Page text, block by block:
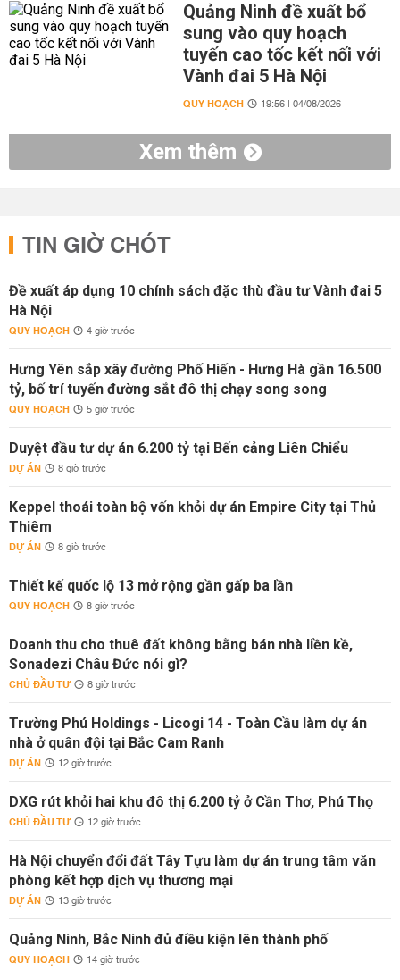
Quảng Ninh đề xuất bổ
sung vào quy hoạch
tuyến cao tốc kết nối với
Vành đai 5 Hà Nội
QUY HOẠCH 19:56 | 04/08/2026
Xem thêm
TIN GIỜ CHÓT
Đề xuất áp dụng 10 chính sách đặc thù đầu tư Vành đai 5
Hà Nội
QUY HOẠCH 4 giờ trước
Hưng Yên sắp xây đường Phố Hiến - Hưng Hà gần 16.500
tỷ, bố trí tuyến đường sắt đô thị chạy song song
QUY HOẠCH 5 giờ trước
Duyệt đầu tư dự án 6.200 tỷ tại Bến cảng Liên Chiểu
DỰ ÁN 8 giờ trước
Keppel thoái toàn bộ vốn khỏi dự án Empire City tại Thủ
Thiêm
DỰ ÁN 8 giờ trước
Thiết kế quốc lộ 13 mở rộng gần gấp ba lần
QUY HOẠCH 8 giờ trước
Doanh thu cho thuê đất không bằng bán nhà liền kề,
Sonadezi Châu Đức nói gì?
CHỦ ĐẦU TƯ 8 giờ trước
Trường Phú Holdings - Licogi 14 - Toàn Cầu làm dự án
nhà ở quân đội tại Bắc Cam Ranh
DỰ ÁN 12 giờ trước
DXG rút khỏi hai khu đô thị 6.200 tỷ ở Cần Thơ, Phú Thọ
CHỦ ĐẦU TƯ 12 giờ trước
Hà Nội chuyển đổi đất Tây Tựu làm dự án trung tâm văn
phòng kết hợp dịch vụ thương mại
DỰ ÁN 13 giờ trước
Quảng Ninh, Bắc Ninh đủ điều kiện lên thành phố
QUY HOẠCH 14 giờ trước